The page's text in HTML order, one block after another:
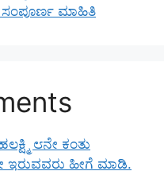
ಮಾಹಿತಿ
೮ನೇ ಕಂತು
ಹೀಗೆ ಮಾಡಿ.